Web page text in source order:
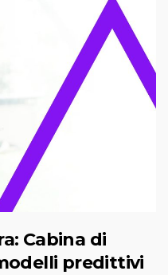
Cabina di
predittivi